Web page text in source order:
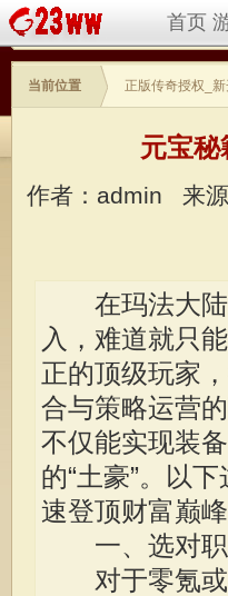
首页
当前位置 正版传奇授权_
元宝秘
作者：admin 来
在玛法大陆
入，难道就只
正的顶级玩家
合与策略运营
不仅能实现装
的“土豪”。以
速登顶财富巅峰
一、选对职
对于零氪或